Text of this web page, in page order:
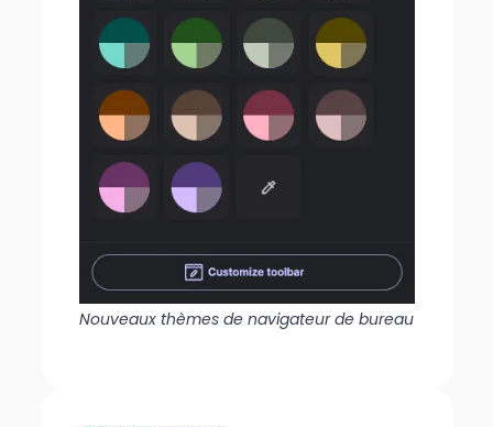
Nouveaux thèmes de navigateur de bureau